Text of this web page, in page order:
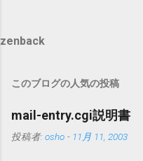
zenback
このブログの人気の投稿
mail-entry.cgi説明書
投稿者: osho - 11月 11, 2003